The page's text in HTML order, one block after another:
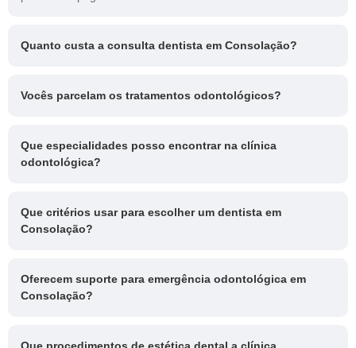
Quanto custa a consulta dentista em Consolação?
Vocês parcelam os tratamentos odontológicos?
Que especialidades posso encontrar na clínica
odontológica?
Que critérios usar para escolher um dentista em
Consolação?
Oferecem suporte para emergência odontológica em
Consolação?